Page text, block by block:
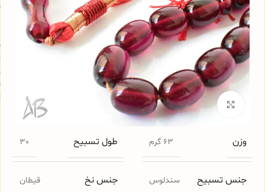
برای بزرگنمایی کلیک کنید
وزن 63 گرم طول تسبیح 30
جنس تسبیح سندلوس جنس نخ قیطان